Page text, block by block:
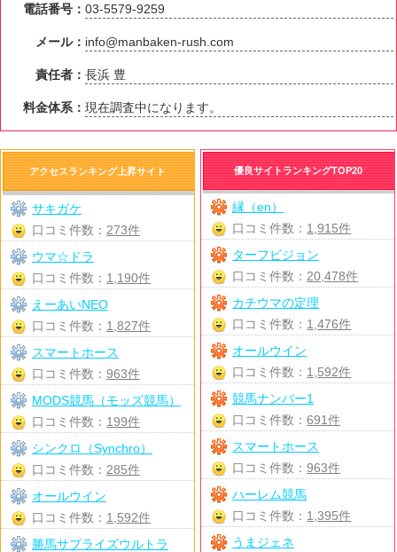
電話番号：03-5579-9259
メール： info@manbaken-rush.com
責任者：長浜 豊
料金体系：現在調査中になります。
優良サイトランキングTOP20
縁（en）
口コミ件数： 1,915件
ターフビジョン
口コミ件数： 20,478件
カチウマの定理
口コミ件数： 1,476件
オールウイン
口コミ件数： 1,592件
競馬ナンバー1
口コミ件数：691件
スマートホース
口コミ件数：963件
ハーレム競馬
口コミ件数： 1,395件
うまジェネ
アクセスランキング上昇サイト
サキガケ
口コミ件数： 273件
ウマ☆ドラ
口コミ件数： 1,190件
えーあいNEO
口コミ件数： 1,827件
スマートホース
口コミ件数： 963件
MODS競馬（モッズ競馬）
口コミ件数： 199件
シンクロ（Synchro）
口コミ件数： 285件
オールウイン
口コミ件数： 1,592件
勝馬サプライズウルトラ